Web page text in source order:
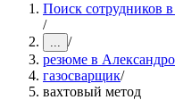
Поиск сотрудников
/
... /
резюме в
газосварщик/
вахтовый метод